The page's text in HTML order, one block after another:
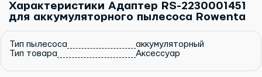
Характеристики Адаптер RS-2230001451
для аккумуляторного пылесоса Rowenta
Тип пылесоса
аккумуляторный
Тип товара
Аксессуар